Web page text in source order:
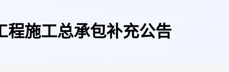
程施工总承包补充公告